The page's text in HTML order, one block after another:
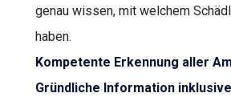
genau wissen, mit welchem
haben.
Kompetente Erkennung aller
Gründliche Information